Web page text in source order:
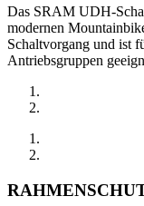
Das SRAM UDH-
modernen
Schaltvorgang und ist
Antriebsgruppen